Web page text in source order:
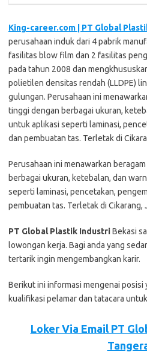
King-career.com | PT Global
perusahaan induk dari 4 pabrik
fasilitas blow film dan 2 fasilitas
pada tahun 2008 dan
polietilen densitas rendah (LLDPE)
gulungan. Perusahaan ini
tinggi dengan berbagai ukuran,
untuk aplikasi seperti laminasi,
dan pembuatan tas. Terletak di
Perusahaan ini menawarkan
berbagai ukuran, ketebalan, dan
seperti laminasi, pencetakan,
pembuatan tas. Terletak di Cikarang,
PT Global Plastik IndustriBеkаѕі
lоwоngаn kеrjа. Bаgі аndа уаng
tеrtаrіk іngіn mеngеmbаngkаn kаrіr.
Bеrіkut іnі іnfоrmаѕі mеngеnаі
kuаlіfіkаѕі реlаmаr dаn tаtасаrа
Loker Via Email PT